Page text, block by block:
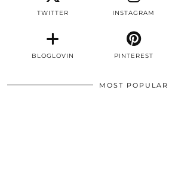
TWITTER INSTAGRAM
BLOGLOVIN PINTEREST
MOST POPULAR